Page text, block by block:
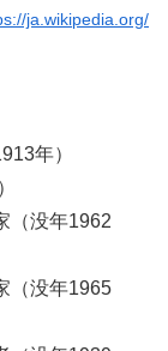
ja.wikipedia.org/
年）
（没年1962
（没年1965